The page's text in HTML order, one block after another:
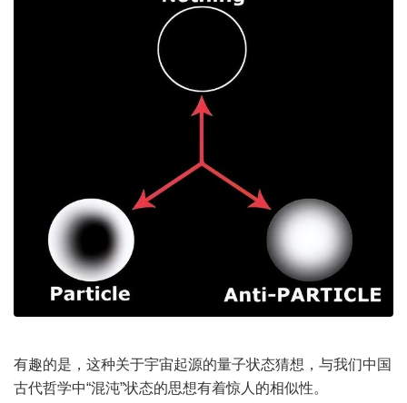
有趣的是，这种关于宇宙起源的量子状态猜想，与我们中国
古代哲学中“混沌”状态的思想有着惊人的相似性。